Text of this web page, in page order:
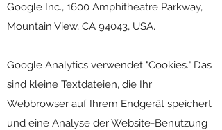
Google Inc., 1600 Amphitheatre Parkway,
Mountain View, CA 94043, USA.
Google Analytics verwendet "Cookies." Das
sind kleine Textdateien, die Ihr
Webbrowser auf Ihrem Endgerät speichert
und eine Analyse der Website-Benutzung